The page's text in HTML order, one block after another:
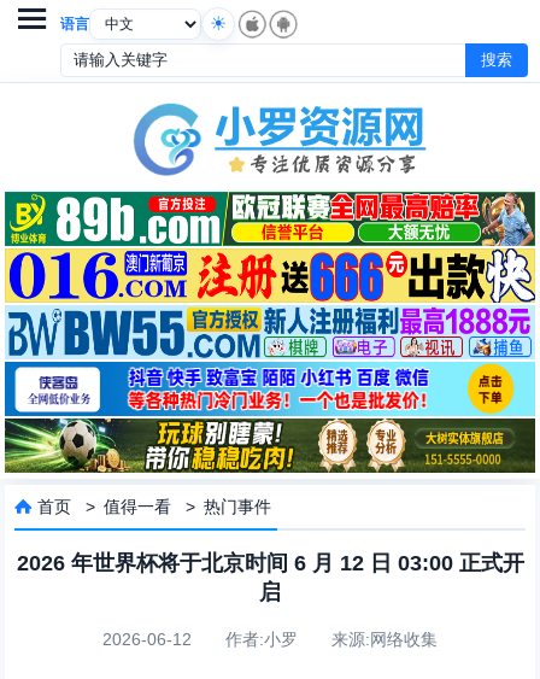
语言

 首页 >值得一看 >热门事件
2026 年世界杯将于北京时间 6 月 12 日 03:00 正式开
启
2026-06-12 作者:小罗 来源:网络收集